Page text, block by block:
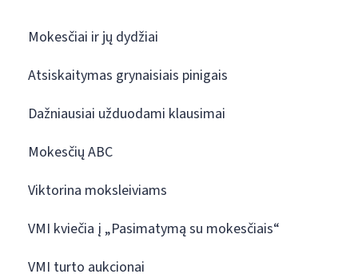
Mokesčiai ir jų dydžiai
Atsiskaitymas grynaisiais pinigais
Dažniausiai užduodami klausimai
Mokesčių ABC
Viktorina moksleiviams
VMI kviečia į „Pasimatymą su mokesčiais“
VMI turto aukcionai